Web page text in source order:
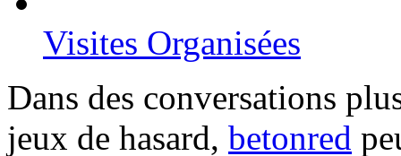
Visites Organisées
Dans des conversations
jeux de hasard, betonred